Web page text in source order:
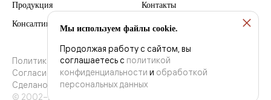
Продукция
Консалтинг
Контакты
© 2002–2026 «Коудайс МКорма»
Политика конфиденциальности
Согласие на обработку персональных данных
Сделано в
Creative Mind Bureauи
Мы используем файлы cookie.
Продолжая работу с сайтом, вы
соглашаетесь с политикой
конфиденциальности и обработкой
персональных данных